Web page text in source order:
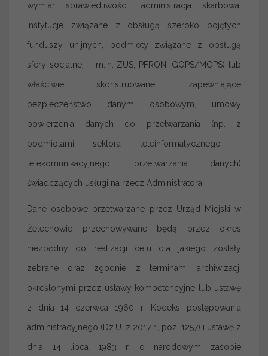
wymiar sprawiedliwości, administracja skarbowa,
instytucje związane z obsługą szeroko pojętych
funduszy unijnych, podmioty związane z obsługą
sfery socjalnej – m.in. ZUS, PFRON, GOPS/MOPS) lub
właściwie skonstruowane, zapewniające
bezpieczeństwo danym osobowym, umowy
powierzenia danych do przetwarzania (np. z
podmiotami sektora teleinformatycznego i
telekomunikacyjnego, przetwarzania danych)
świadczących usługi na rzecz Administratora.
Dane osobowe przetwarzane przez Urząd Miejski w
Żelechowie przechowywane będą przez okres
niezbędny do realizacji celu dla jakiego zostały
zebrane oraz zgodnie z terminami archiwizacji
określonymi przez ustawy kompetencyjne lub ustawę
z dnia 14 czerwca 1960 r. Kodeks postępowania
administracyjnego (Dz.U. z 2017 r., poz. 1257) i ustawę z
dnia 14 lipca 1983 r. o narodowym zasobie